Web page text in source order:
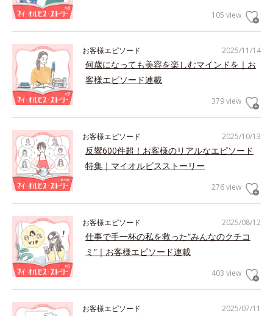
105 view
2025/11/14
お客様エピソード
何歳になっても美容を楽しむマインドを｜お
客様エピソード連載
379 view
2025/10/13
お客様エピソード
反響600件超！お客様のリアルなエピソード
特集｜マイオルビスストーリー
276 view
2025/08/12
お客様エピソード
仕事で手一杯の私を救った“みんなのクチコ
ミ”｜お客様エピソード連載
403 view
2025/07/11
お客様エピソード